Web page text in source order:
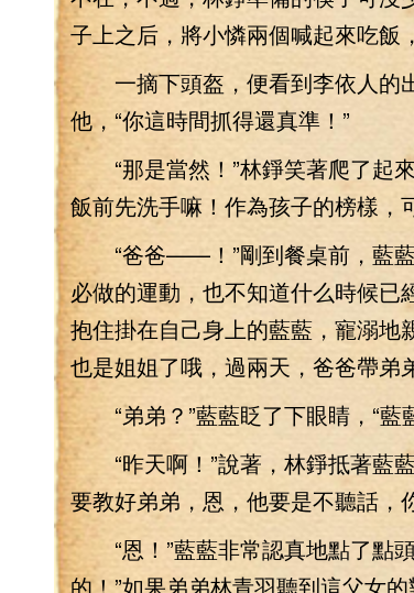
子上之后，將小憐兩個喊起來吃飯
一摘下頭盔，便看到李依人的
他，“你這時間抓得還真準！”
“那是當然！”林錚笑著爬了起來
飯前先洗手嘛！作為孩子的榜樣，
“爸爸——！”剛到餐桌前，藍藍
必做的運動，也不知道什么時候
抱住掛在自己身上的藍藍，寵溺地
也是姐姐了哦，過兩天，爸爸帶弟
“弟弟？”藍藍眨了下眼睛，“藍
“昨天啊！”說著，林錚抵著藍藍
要教好弟弟，恩，他要是不聽話，
“恩！”藍藍非常認真地點了點頭
的！”如果弟弟林青羽聽到這父女